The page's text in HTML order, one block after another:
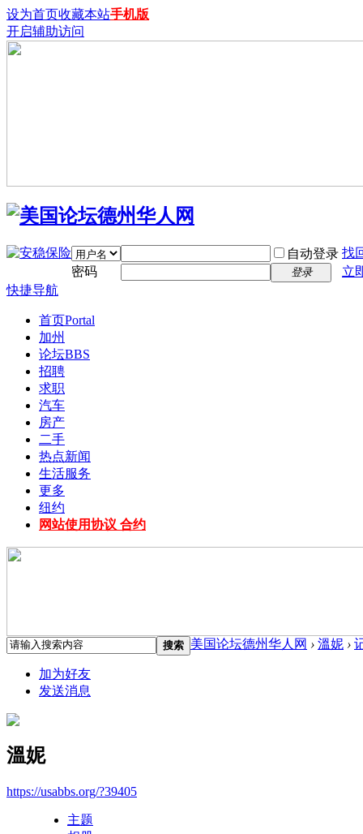
设为首页收藏本站手机版
开启辅助访问
自动登录 找
密码
登录
立
快捷导航
首页Portal
加州
论坛BBS
招聘
求职
汽车
房产
二手
热点新闻
生活服务
更多
纽约
网站使用协议 合约
搜索 美国论坛德州华人网 › 溫妮 ›
加为好友
发送消息
溫妮
https://usabbs.org/?39405
主题